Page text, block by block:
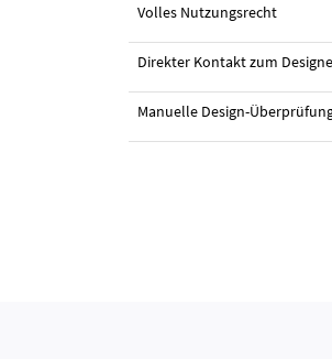
Volles Nutzungsrecht
Direkter Kontakt zum
Manuelle Design-